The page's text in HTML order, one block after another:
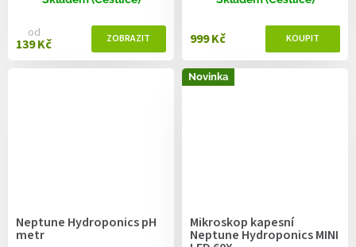
od
139 Kč 999 Kč
Neptune Hydroponics pH
metr
Novinka
Mikroskop kapesní
Neptune Hydroponics MINI